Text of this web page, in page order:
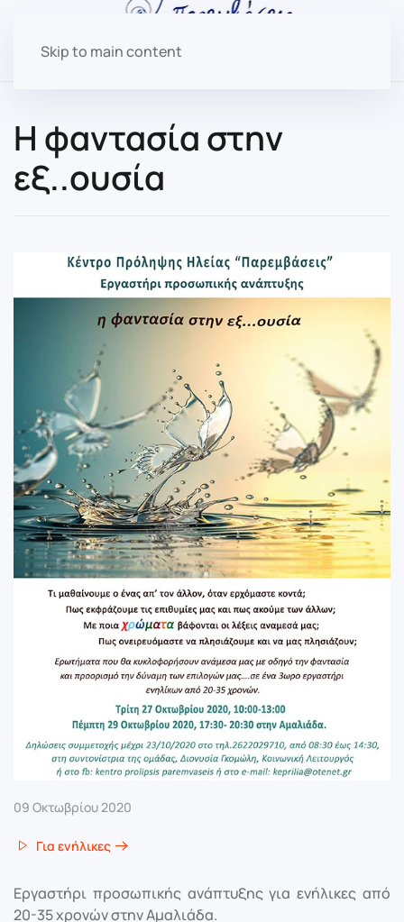
Skip to main content
Η φαντασία στην
εξ..ουσία
09 Οκτωβρίου 2020
Για ενήλικες
Εργαστήρι προσωπικής ανάπτυξης για ενήλικες από
20-35 χρονών στην Αμαλιάδα.